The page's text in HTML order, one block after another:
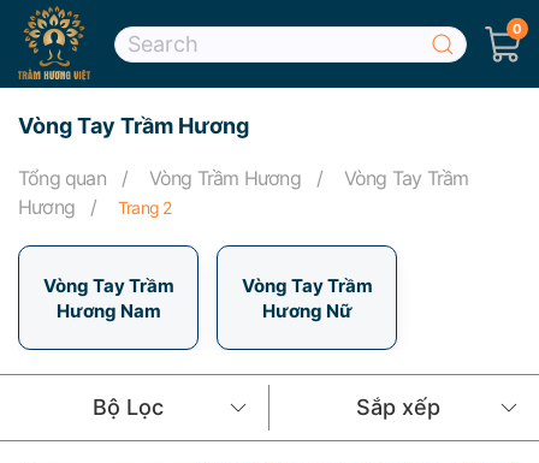
Skip to main content
0
Vòng Tay Trầm Hương
Tổng quan Vòng Trầm Hương
Vòng Tay Trầm
Hương
Trang 2
Vòng Tay Trầm
Hương Nam
Vòng Tay Trầm
Hương Nữ
Bộ Lọc Sắp xếp